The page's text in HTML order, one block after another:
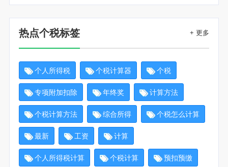
热点个税标签 + 更多
个人所得税 个税计算器 个税
专项附加扣除 年终奖 计算方法
个税计算方法 综合所得 个税怎么计算
最新 工资 计算
个人所得税计算 个税计算 预扣预缴